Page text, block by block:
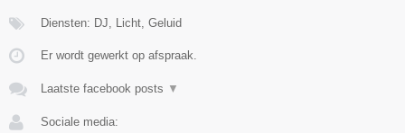
Diensten: DJ, Licht, Geluid
Er wordt gewerkt op afspraak.
Laatste facebook posts ▼
Sociale media: